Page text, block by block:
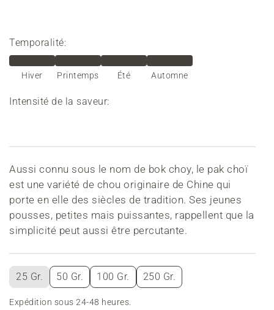
Temporalité:
Hiver Printemps Été Automne
Intensité de la saveur:
Aussi connu sous le nom de bok choy, le pak choï
est une variété de chou originaire de Chine qui
porte en elle des siècles de tradition. Ses jeunes
pousses, petites mais puissantes, rappellent que la
simplicité peut aussi être percutante.
25 Gr. 50 Gr. 100 Gr. 250 Gr.
Expédition sous 24-48 heures.